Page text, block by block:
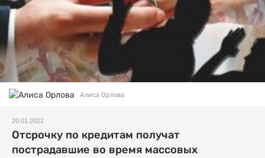
Алиса Орлова
20.01.2022
Отсрочку по кредитам получат
пострадавшие во время массовых